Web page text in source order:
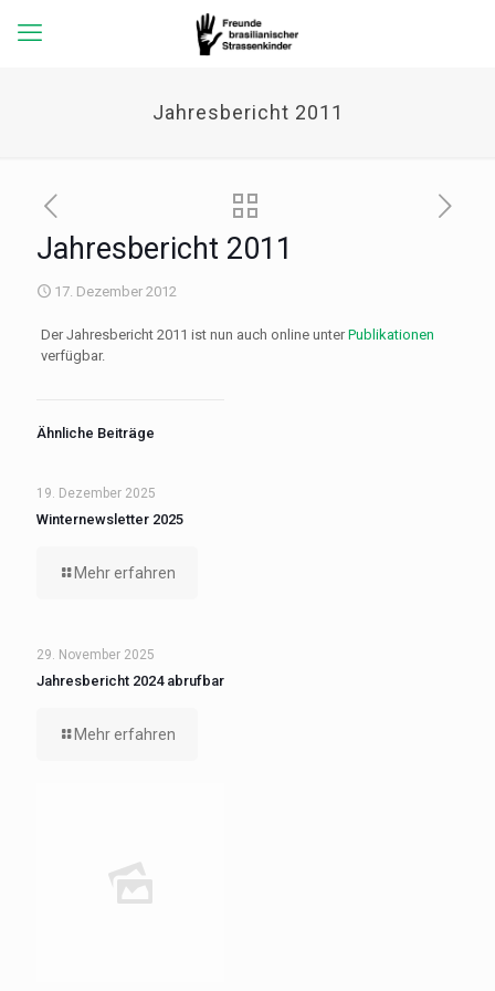
Jahresbericht 2011
Jahresbericht 2011
17. Dezember 2012
Der Jahresbericht 2011 ist nun auch online unterPublikationen
verfügbar.
Ähnliche Beiträge
19. Dezember 2025
Winternewsletter 2025
Mehr erfahren
29. November 2025
Jahresbericht 2024 abrufbar
Mehr erfahren